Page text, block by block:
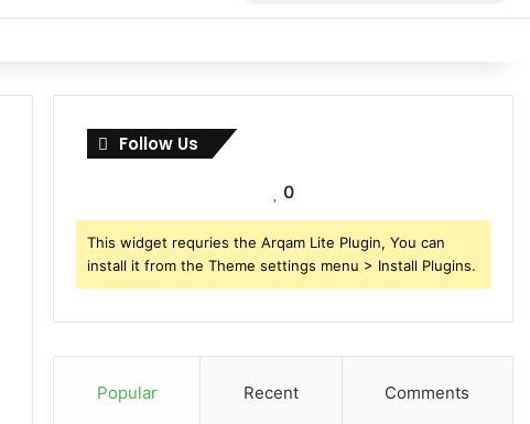
for
Follow Us
0
This widget requries the Arqam Lite Plugin, You can
install it from the Theme settings menu > Install Plugins.
Popular Recent Comments